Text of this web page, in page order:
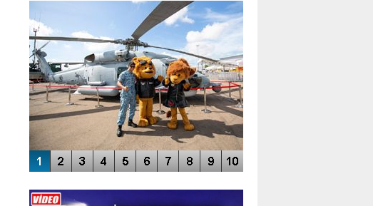
SİNGAPUR AIRSHOW-2020
ENGELLERİN AŞILDIĞI HAVALİMANI